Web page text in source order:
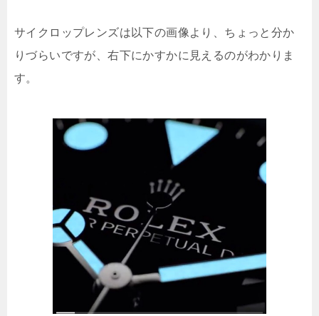
サイクロップレンズは以下の画像より、ちょっと分か
りづらいですが、右下にかすかに見えるのがわかりま
す。